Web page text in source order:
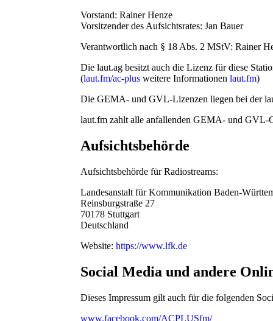
Vorstand: Rainer Henze
Vorsitzender des Aufsichtsrates: Jan Bauer
Verantwortlich nach § 18 Abs. 2 MStV: Rainer
Die laut.ag besitzt auch die Lizenz für diese
(laut.fm/ac-plus weitere Informationen laut.fm)
Die GEMA- und GVL-Lizenzen liegen bei der
laut.fm zahlt alle anfallenden GEMA- und GVL-
Aufsichtsbehörde
Aufsichtsbehörde für Radiostreams:
Landesanstalt für Kommunikation Baden-
Reinsburgstraße 27
70178 Stuttgart
Deutschland
Website: https://www.lfk.de
Social Media und andere
Dieses Impressum gilt auch für die folgenden
www.facebook.com/ACPLUSfm/